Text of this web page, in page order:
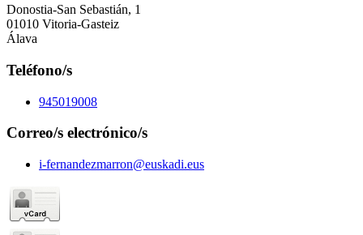
Donostia-San Sebastián, 1
01010 Vitoria-Gasteiz
Álava
Teléfono/s
945019008
Correo/s electrónico/s
i-fernandezmarron@euskadi.eus